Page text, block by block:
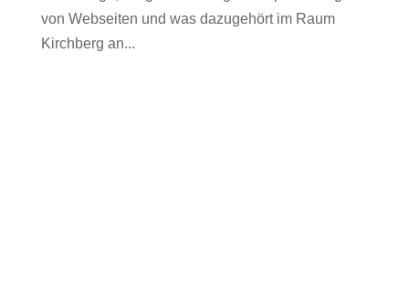
von Webseiten und was dazugehört im Raum
Kirchberg an...